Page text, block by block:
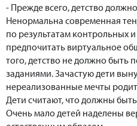
- Прежде всего, детство
Ненормальна современная
по результатам контрольных
предпочитать виртуальное
того, детство не должно быть
заданиями. Зачастую дети
нереализованные мечты
Дети считают, что должны
Очень мало детей наделены